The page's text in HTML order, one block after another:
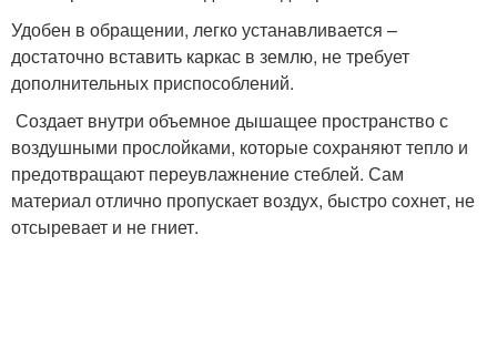
Удобен в обращении, легко устанавливается –
достаточно вставить каркас в землю, не требует
дополнительных приспособлений.
Создает внутри объемное дышащее пространство с
воздушными прослойками, которые сохраняют тепло и
предотвращают переувлажнение стеблей. Сам
материал отлично пропускает воздух, быстро сохнет, не
отсыревает и не гниет.